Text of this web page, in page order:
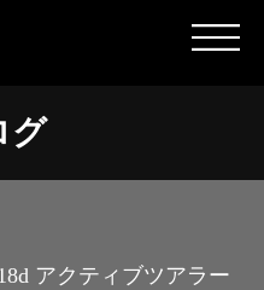
グ
アクティブツアラー